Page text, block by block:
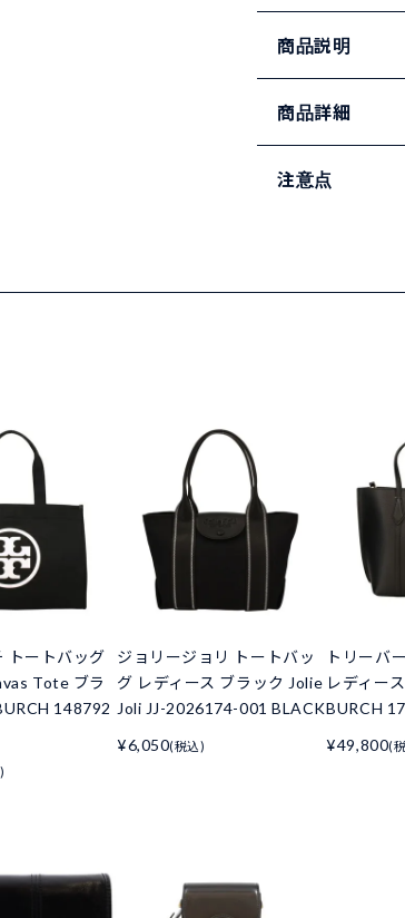
商品説明
商品詳細
注意点
トートバッグ
Tote ブラ
148792
ジョリージョリ トートバッ
グ レディース ブラック Jolie
Joli JJ-2026174-001 BLACK
¥6,050(税込)
トリーバ
レディー
BURCH
¥49,800(